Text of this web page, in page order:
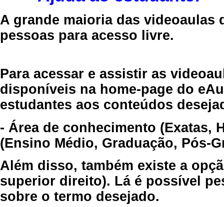
A grande maioria das videoaulas
pessoas para acesso livre.
Para acessar e assistir as
disponíveis na home-page do
estudantes aos conteúdos
- Área de conhecimento (Exatas,
(Ensino Médio, Graduação, Pós-
Além disso, também existe a
superior direito). Lá é possível
sobre o termo desejado.